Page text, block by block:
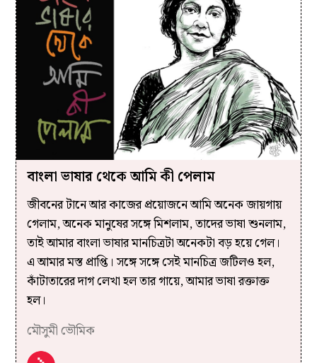
বাংলা ভাষার থেকে আমি কী পেলাম
জীবনের টানে আর কাজের প্রয়োজনে আমি অনেক জায়গায়
গেলাম, অনেক মানুষের সঙ্গে মিশলাম, তাদের ভাষা শুনলাম,
তাই আমার বাংলা ভাষার মানচিত্রটা অনেকটা বড় হয়ে গেল।
এ আমার মস্ত প্রাপ্তি। সঙ্গে সঙ্গে সেই মানচিত্র জটিলও হল,
কাঁটাতারের দাগ লেখা হল তার গায়ে, আমার ভাষা রক্তাক্ত
হল।
মৌসুমী ভৌমিক